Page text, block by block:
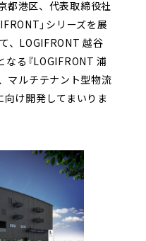
国際事業
オープン
イノベーション
（マテリアリティ）
安全・安心の確保
次世代を担う人材創
・
社会貢献活動・
ナ
GRIスタンダード
内容索引
都港区、代表取締役社
」シリーズを展
、LOGIFRONT 越谷
る『LOGIFRONT 浦
マルチテナント型物流
け開発してまいりま